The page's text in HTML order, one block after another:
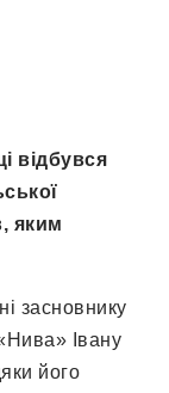
відбувся
яким
засновнику
Івану
його